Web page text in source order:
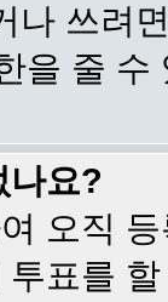
나 쓰려
을 줄
나요?
오직
표를